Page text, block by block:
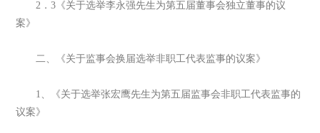
2．3《关于选举李永强先生为第五届董事会独立董事的议
案》
二、《关于监事会换届选举非职工代表监事的议案》
1、《关于选举张宏鹰先生为第五届监事会非职工代表监事的
议案》